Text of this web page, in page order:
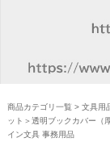
商品カテゴリ一覧 > 文具用
ット＞透明ブックカバー
イン文具 事務用品